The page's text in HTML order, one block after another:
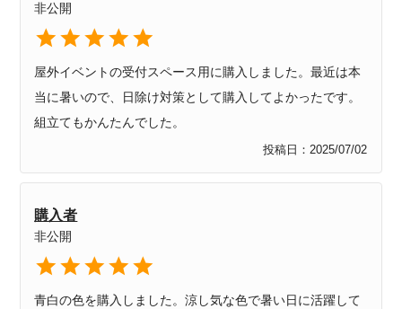
非公開
投稿日 2025/07/02
屋外イベントの受付スペース用に購入しました。最近は本
当に暑いので、日除け対策として購入してよかったです。
組立てもかんたんでした。
購入者
非公開
青白の色を購入しました。涼し気な色で暑い日に活躍して